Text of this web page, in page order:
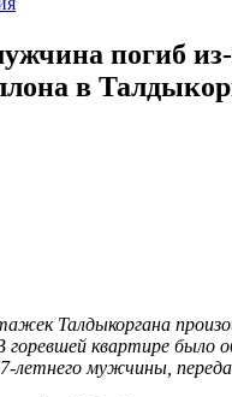
погиб
в
Талдыкоргана
горевшей квартире было
летнего мужчины,